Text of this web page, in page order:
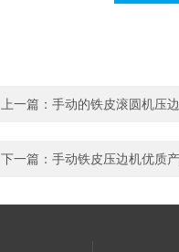
上一篇： 手动的铁皮滚圆机压
下一篇： 手动铁皮压边机优质